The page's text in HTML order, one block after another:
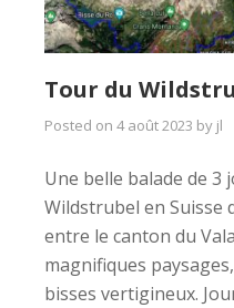
Tour du
Posted on 4 août 2023 by jl
Une belle balade de
Wildstrubel en Suisse
entre le canton du
magnifiques
bisses vertigineux.